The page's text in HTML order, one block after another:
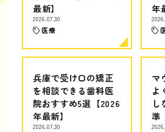
最新】
2026.07.30
医療
年
兵庫で受け口の矯正
を相談できる歯科医
院おすすめ5選【2026
年最新】
2026.07.30
マ
よ
し
準